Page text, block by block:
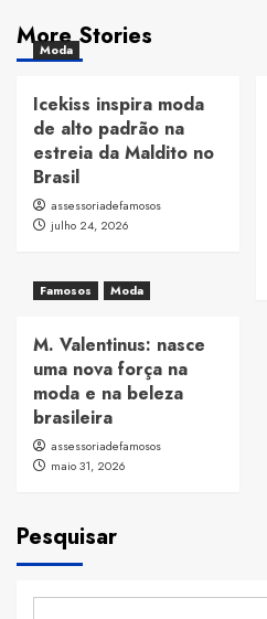
More Stories
Moda
Icekiss inspira moda
de alto padrão na
estreia da Maldito no
Brasil
assessoriadefamosos
julho 24, 2026
Famosos
Moda
M. Valentinus: nasce
uma nova força na
moda e na beleza
brasileira
assessoriadefamosos
maio 31, 2026
Pesquisar